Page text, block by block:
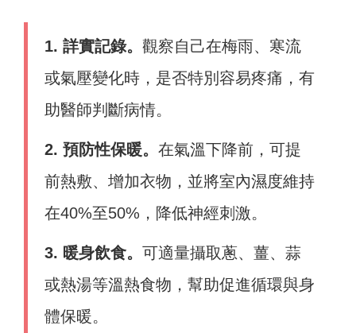
1. 詳實記錄。 觀察自己在梅雨、寒流
或氣壓變化時，是否特別容易疼痛，有
助醫師判斷病情。
2. 預防性保暖。 在氣溫下降前，可提
前熱敷、增加衣物，並將室內濕度維持
在40%至50%，降低神經刺激。
3. 暖身飲食。 可適量攝取蔥、薑、蒜
或熱湯等溫熱食物，幫助促進循環與身
體保暖。